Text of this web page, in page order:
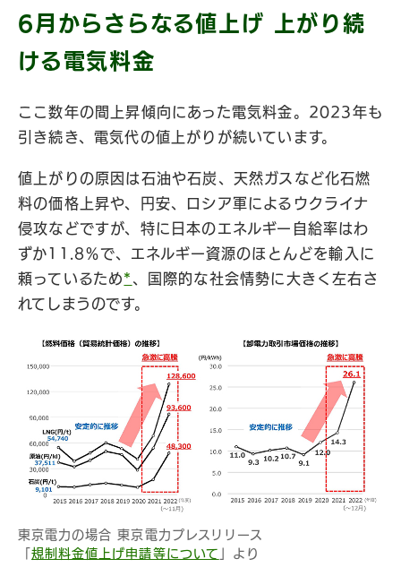
6月からさらなる値上げ 上がり続
ける電気料金
ここ数年の間上昇傾向にあった電気料金。2023年も
引き続き、電気代の値上がりが続いています。
値上がりの原因は石油や石炭、天然ガスなど化石燃
料の価格上昇や、円安、ロシア軍によるウクライナ
侵攻などですが、特に日本のエネルギー自給率はわ
ずか11.8％で、エネルギー資源のほとんどを輸入に
頼っているため* 、国際的な社会情勢に大きく左右さ
れてしまうのです。
東京電力の場合 東京電力プレスリリース
「規制料金値上げ申請等について 」より